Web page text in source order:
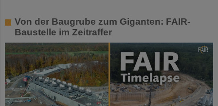
Von der Baugrube zum Giganten: FAIR-
Baustelle im Zeitraffer